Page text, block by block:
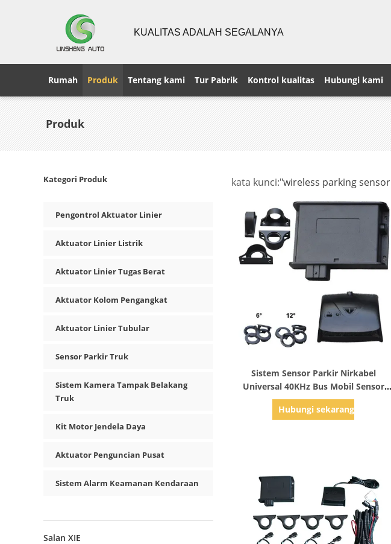
KUALITAS ADALAH SEGALANYA
Rumah Produk Tentang kami Tur Pabrik Kontrol kualitas Hubungi kami
Produk
Kategori Produk
Pengontrol Aktuator Linier
Aktuator Linier Listrik
Aktuator Linier Tugas Berat
Aktuator Kolom Pengangkat
Aktuator Linier Tubular
Sensor Parkir Truk
Sistem Kamera Tampak Belakang
Truk
Kit Motor Jendela Daya
Aktuator Penguncian Pusat
Sistem Alarm Keamanan Kendaraan
Salan XIE
kata kunci:"wireless parking
Sistem Sensor Parkir Nirkabel
Universal 40KHz Bus Mobil Sensor
Parkir Mundur FCC
Hubungi sekarang